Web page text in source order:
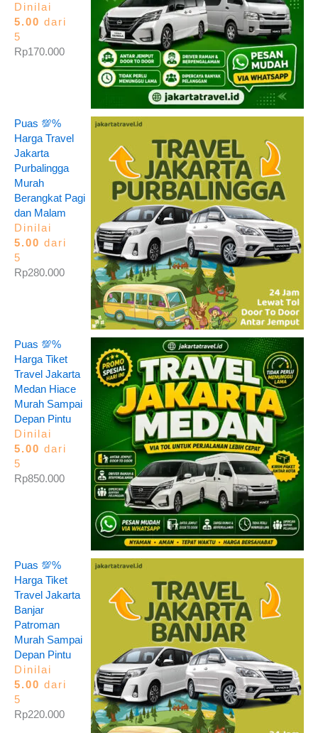
Dinilai
5.00 dari
5
Rp170.000
Puas 💯%
Harga Travel
Jakarta
Purbalingga
Murah
Berangkat Pagi
dan Malam
Dinilai
5.00 dari
5
Rp280.000
Puas 💯%
Harga Tiket
Travel Jakarta
Medan Hiace
Murah Sampai
Depan Pintu
Dinilai
5.00 dari
5
Rp850.000
Puas 💯%
Harga Tiket
Travel Jakarta
Banjar
Patroman
Murah Sampai
Depan Pintu
Dinilai
5.00 dari
5
Rp220.000